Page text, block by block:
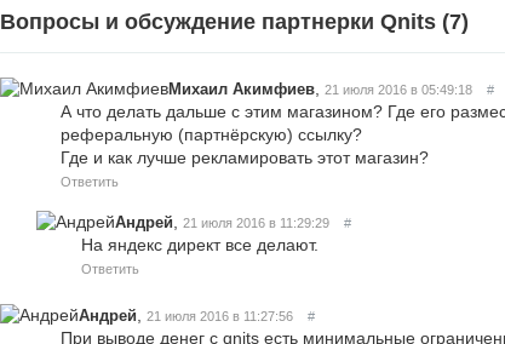
Вопросы и обсуждение партнерки Qnits (7)
Михаил Акимфиев 21 июля 2016 в 05:49:18 #
А что делать дальше с этим магазином? Где его
реферальную (партнёрскую) ссылку?
Где и как лучше рекламировать этот магазин?
Ответить
Андрей 21 июля 2016 в 11:29:29 #
На яндекс директ все делают.
Ответить
Андрей 21 июля 2016 в 11:27:56 #
При выводе денег с qnits есть минимальные